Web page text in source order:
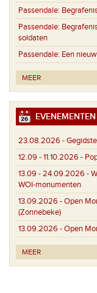
Passendale:
Passendale:
soldaten
Passendale: Een
MEER
EVENEMENTEN
23.08.2026 -
12.09 - 11.10.2026 -
13.09 - 24.09.2026 -
WOI-monumenten
13.09.2026 -Open
(Zonnebeke)
13.09.2026 -Open
MEER